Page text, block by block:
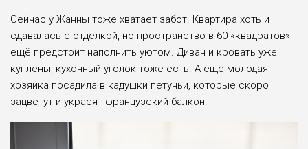
Сейчас у Жанны тоже хватает забот. Квартира хоть и
сдавалась с отделкой, но пространство в 60 «квадратов»
ещё предстоит наполнить уютом. Диван и кровать уже
куплены, кухонный уго­лок тоже есть. А ещё молодая
хозяйка посадила в кадушки петуньи, которые скоро
зацветут и украсят французский балкон.